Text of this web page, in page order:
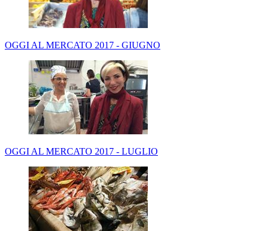
OGGI AL MERCATO 2017 - GIUGNO
OGGI AL MERCATO 2017 - LUGLIO